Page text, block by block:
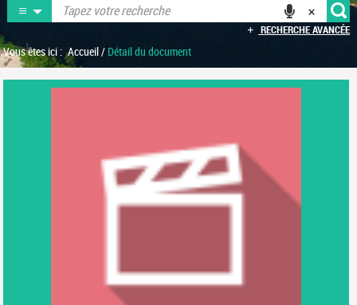
RECHERCHE AVANCÉE
Vous êtes ici : Accueil/ Détail du document